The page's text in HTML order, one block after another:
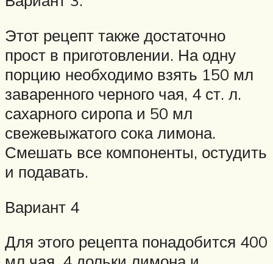
Этот рецепт также достаточно
прост в приготовлении. На одну
порцию необходимо взять 150 мл
заваренного черного чая, 4 ст. л.
сахарного сиропа и 50 мл
свежевыжатого сока лимона.
Смешать все компоненты, остудить
и подавать.
Вариант 4
Для этого рецепта понадобится 400